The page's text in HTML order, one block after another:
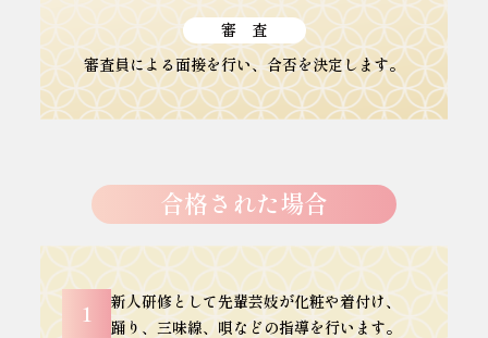
審 査
審査員による面接を行い、合否を決定します。
合格された場合
1
新人研修として先輩芸妓が化粧や着付け、
踊り、三味線、唄などの指導を行います。